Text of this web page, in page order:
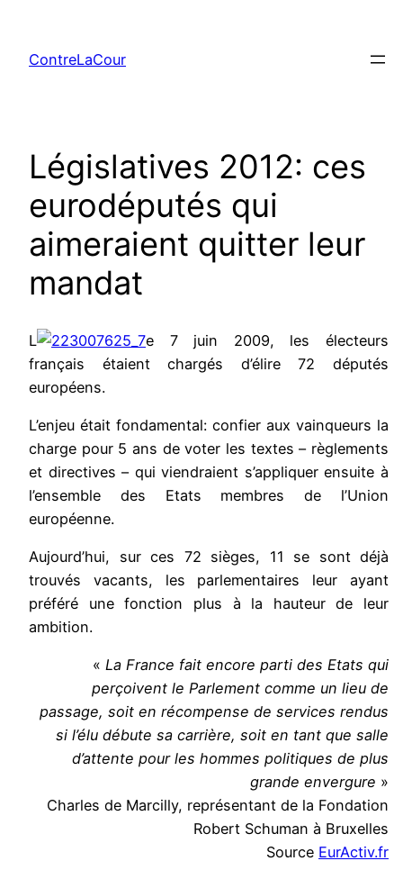
contenu
ContreLaCour
Législatives 2012: ces
eurodéputés qui
aimeraient quitter leur
mandat
L
e 7 juin 2009, les électeurs
français étaient chargés d’élire 72 députés
européens.
L’enjeu était fondamental: confier aux vainqueurs la
charge pour 5 ans de voter les textes – règlements
et directives – qui viendraient s’appliquer ensuite à
l’ensemble des Etats membres de l’Union
européenne.
Aujourd’hui, sur ces 72 sièges, 11 se sont déjà
trouvés vacants, les parlementaires leur ayant
préféré une fonction plus à la hauteur de leur
ambition.
« La France fait encore parti des Etats qui
perçoivent le Parlement comme un lieu de
passage, soit en récompense de services rendus
si l’élu débute sa carrière, soit en tant que salle
d’attente pour les hommes politiques de plus
grande envergure »
Charles de Marcilly, représentant de la Fondation
Robert Schuman à Bruxelles
Source EurActiv.fr